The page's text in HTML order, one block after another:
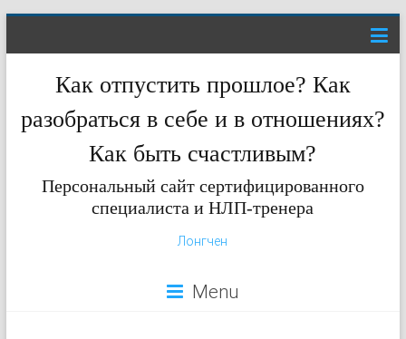
Как отпустить прошлое? Как
разобраться в себе и в отношениях?
Как быть счастливым?
Персональный сайт сертифицированного
специалиста и НЛП-тренера
Лонгчен
Menu